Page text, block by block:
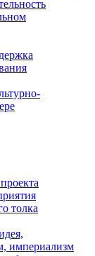
толка
империализм